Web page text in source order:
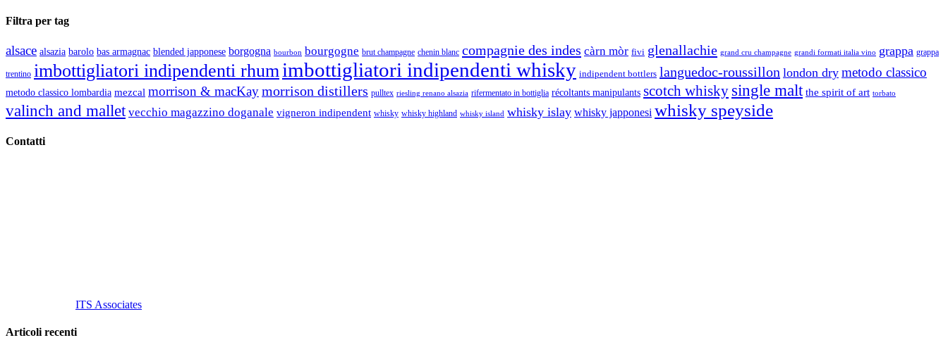
Filtra per tag
alsace alsazia barolo bas armagnac blended japponese borgogna bourbon bourgogne brut champagne chenin blanc compagnie des indes càrn mòr fivi glenallachie grand cru champagne grandi formati italia vino grappa grappa
trentino imbottigliatori indipendenti rhumimbottigliatori indipendenti whisky indipendent bottlers languedoc-roussillon london dry metodo classico
metodo classico lombardia mezcal morrison & macKaymorrison distillers pulltex riesling renano alsazia rifermentato in bottiglia récoltants manipulants scotch whisky single malt the spirit of art torbato
valinch and mallet vecchio magazzino doganale vigneron indipendent whisky whisky highland whisky island whisky islay whisky japponesi whisky speyside
Contatti
ITS Associates
Articoli recenti